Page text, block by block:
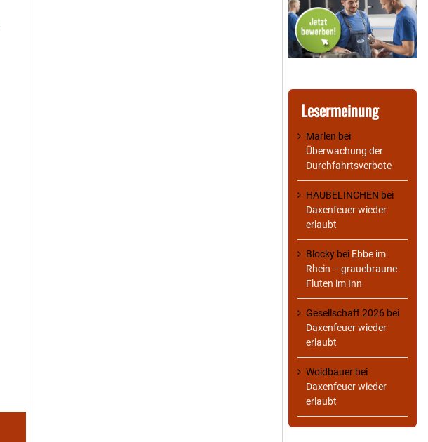
Lesermeinung
Marlen bei
Überwachung der
Durchfahrtsverbote
HAUBELINCHEN bei
Daxenfeuer wieder
erlaubt
Blocky bei Ebbe im
Rhein – grauebraune
Fluten im Inn
Gesellschaft 2026 bei
Daxenfeuer wieder
erlaubt
Woidbauer bei
Daxenfeuer wieder
erlaubt